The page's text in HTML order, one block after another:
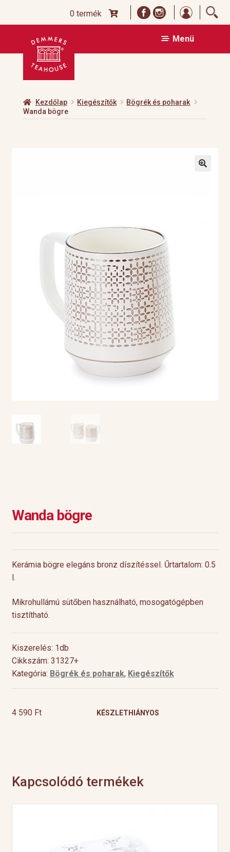
0 termék
Ugrás
navigációhoz
Kilépés
tartalomba
Menü
Kezdőlap Kiegészítők
Bögrék és poharak
Wanda bögre
Wanda bögre
Kerámia bögre elegáns bronz díszítéssel. Űrtartalom: 0.5
l.
Mikrohullámú sütőben használható, mosogatógépben
tisztítható.
Kiszerelés: 1db
Cikkszám: 31327+
Kategória: Bögrék és poharak, Kiegészítők
4 590 Ft KÉSZLETHIÁNYOS
Kapcsolódó termékek